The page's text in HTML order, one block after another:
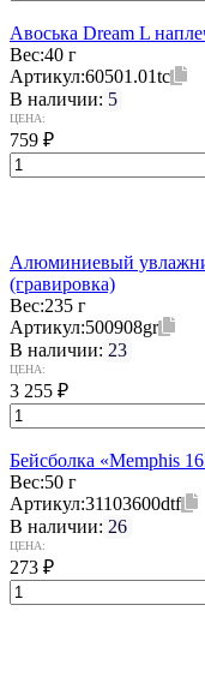
Авоська Dream L
Вес:40 г
Артикул:60501.01tc
В наличии: 5
ЦЕНА:
759 ₽
Алюминиевый
(гравировка)
Вес:235 г
Артикул:500908gr
В наличии: 23
ЦЕНА:
3 255 ₽
Бейсболка «Memphis
Вес:50 г
Артикул:31103600dtf
В наличии: 26
ЦЕНА:
273 ₽